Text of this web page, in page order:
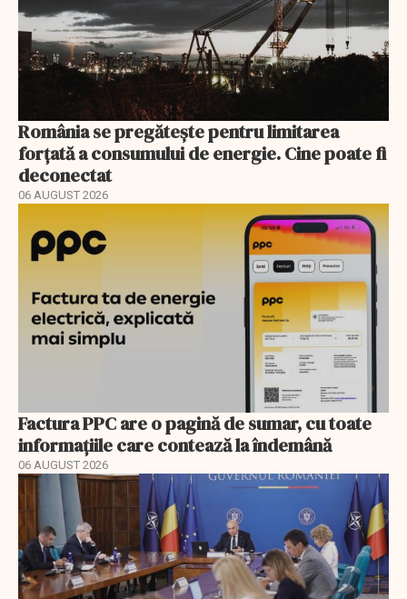
România se pregătește pentru limitarea
forțată a consumului de energie. Cine poate fi
deconectat
06 AUGUST 2026
Factura PPC are o pagină de sumar, cu toate
informațiile care contează la îndemână
06 AUGUST 2026